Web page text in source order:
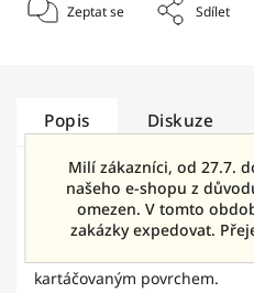
Milí zákazníci, od 27.7.
našeho e-shopu z
omezen. V tomto
zakázky expedovat.
Zeptat se Sdílet
Popis Diskuze
Detailní popis
Nerezové domovní číslo
kartáčovaným povrchem.